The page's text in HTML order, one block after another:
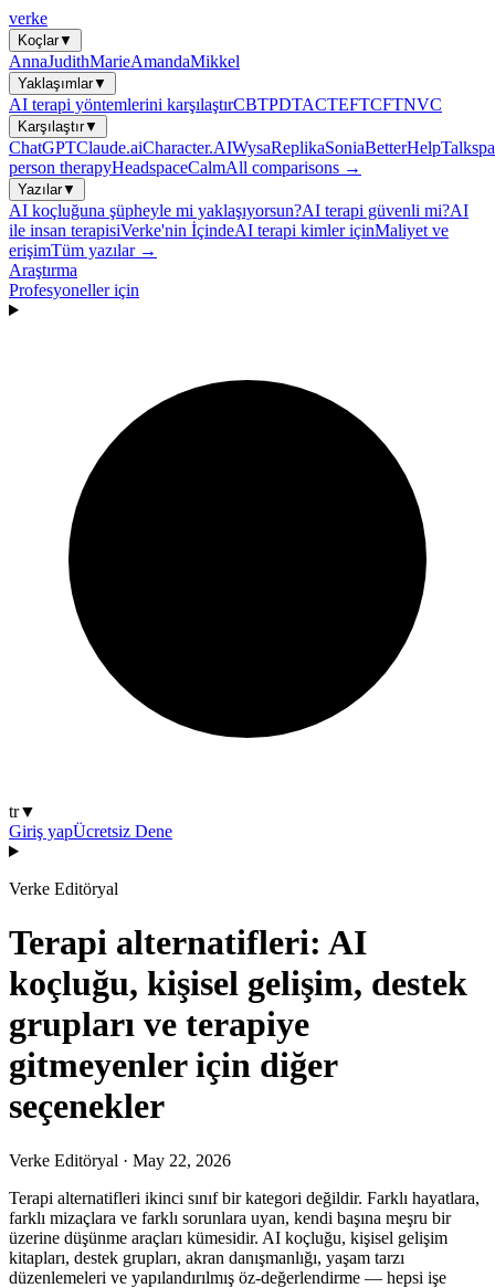
verke
Koçlar▼
AnnaJudithMarieAmandaMikkel
Yaklaşımlar▼
AI terapi yöntemlerini karşılaştırCBTPDTACTEFTCFTNVC
Karşılaştır▼
ChatGPTClaude.aiCharacter.AIWysaReplikaSoniaBetterHelp
person therapyHeadspaceCalmAll comparisons →
Yazılar▼
AI koçluğuna şüpheyle mi yaklaşıyorsun?AI terapi güvenli mi?AI
ile insan terapisiVerke'nin İçindeAI terapi kimler içinMaliyet ve
erişimTüm yazılar →
Araştırma
Profesyoneller için
tr▼
Giriş yapÜcretsiz Dene
Verke Editöryal
Terapi alternatifleri: AI
koçluğu, kişisel gelişim, destek
grupları ve terapiye
gitmeyenler için diğer
seçenekler
Verke Editöryal · May 22, 2026
Terapi alternatifleri ikinci sınıf bir kategori değildir. Farklı hayatlara,
farklı mizaçlara ve farklı sorunlara uyan, kendi başına meşru bir
üzerine düşünme araçları kümesidir. AI koçluğu, kişisel gelişim
kitapları, destek grupları, akran danışmanlığı, yaşam tarzı
düzenlemeleri ve yapılandırılmış öz-değerlendirme — hepsi işe